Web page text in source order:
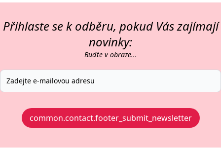
Přihlaste se k odběru, pokud Vás zajímají
novinky:
Buďte v obraze...
common.contact.footer_submit_newsletter